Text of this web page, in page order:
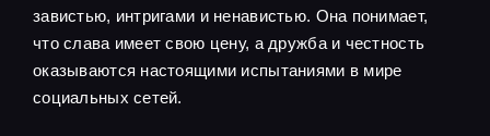
завистью, интригами и ненавистью. Она понимает,
что слава имеет свою цену, а дружба и честность
оказываются настоящими испытаниями в мире
социальных сетей.